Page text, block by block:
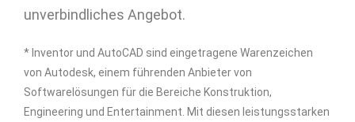
unverbindliches Angebot.
* Inventor und AutoCAD sind eingetragene Warenzeichen
von Autodesk, einem führenden Anbieter von
Softwarelösungen für die Bereiche Konstruktion,
Engineering und Entertainment. Mit diesen leistungsstarken